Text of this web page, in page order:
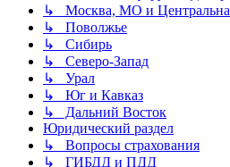
↳ Москва, МО и
↳ Поволжье
↳ Сибирь
↳ Северо-Запад
↳ Урал
↳ Юг и Кавказ
↳ Дальний Восток
Юридический раздел
↳ Вопросы страхования
↳ ГИБДД и ПДД